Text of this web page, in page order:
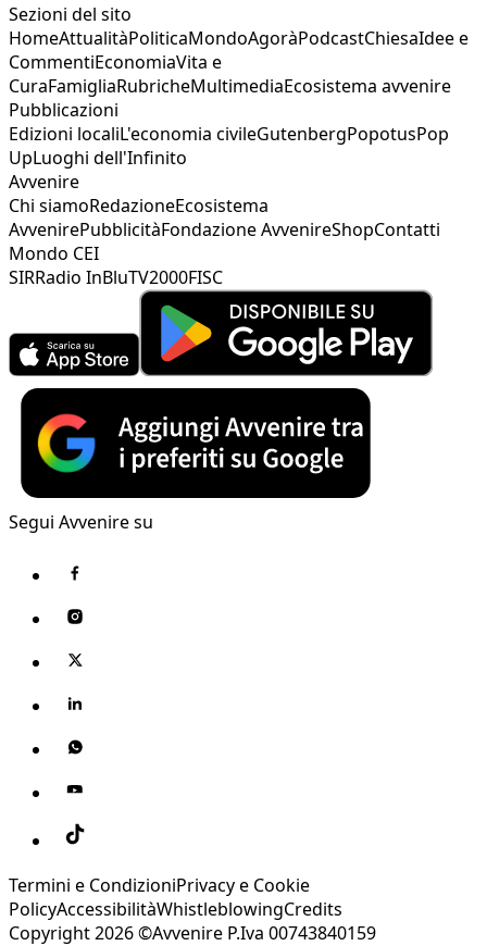
Sezioni del sito
HomeAttualitàPoliticaMondoAgoràPodcastChiesaIdee e
CommentiEconomiaVita e
CuraFamigliaRubricheMultimediaEcosistema avvenire
Pubblicazioni
Edizioni localiL'economia civileGutenbergPopotusPop
UpLuoghi dell'Infinito
Avvenire
Chi siamoRedazioneEcosistema
AvvenirePubblicitàFondazione AvvenireShopContatti
Mondo CEI
SIRRadio InBluTV2000FISC
Segui Avvenire su
Termini e CondizioniPrivacy e Cookie
PolicyAccessibilitàWhistleblowingCredits
Copyright 2026 ©Avvenire P.Iva 00743840159